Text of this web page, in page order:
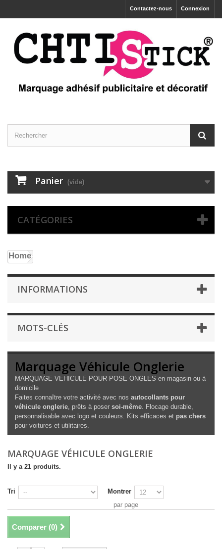
Connexion
Contactez-nous
Panier (vide)
CATÉGORIES
Home
INFORMATIONS
MOTS-CLÉS
Marquage Véhicule Onglerie
MARQUAGE VEHICULE POUR POSE ONGLES en magasin ou à
domicile
Faites connaître votre activité avec nos autocollants pour
véhicule onglerie, prêts à poser soi-même. Flocage durable,
personnalisable avec logo et couleurs. Kits efficaces et pas chers
pour voitures et utilitaires.
MARQUAGE VÉHICULE ONGLERIE
Il y a 21 produits.
Tri
Montrer
par page
Comparer (0)